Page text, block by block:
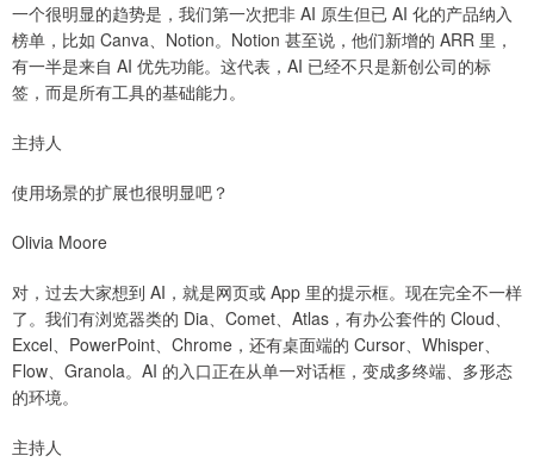
一个很明显的趋势是，我们第一次把非 AI 原生但已 AI 化的产品纳入
榜单，比如 Canva、Notion。Notion 甚至说，他们新增的 ARR 里，
有一半是来自 AI 优先功能。这代表，AI 已经不只是新创公司的标
签，而是所有工具的基础能力。
主持人
使用场景的扩展也很明显吧？
Olivia Moore
对，过去大家想到 AI，就是网页或 App 里的提示框。现在完全不一样
了。我们有浏览器类的 Dia、Comet、Atlas，有办公套件的 Cloud、
Excel、PowerPoint、Chrome，还有桌面端的 Cursor、Whisper、
Flow、Granola。AI 的入口正在从单一对话框，变成多终端、多形态
的环境。
主持人